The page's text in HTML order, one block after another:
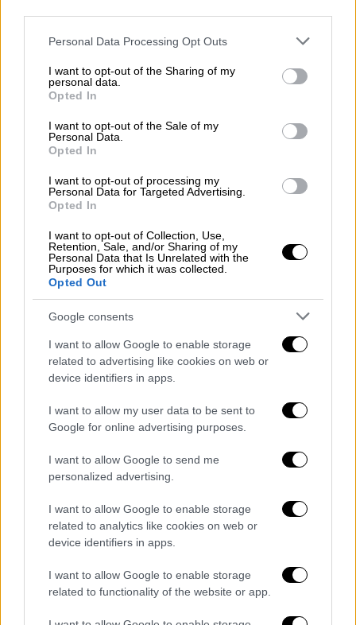
Please note that this website/app uses one or more Google
not limited to your visit or usage behaviour. You may click to
grant or deny consent to Google and its third-party tags to
use your data for below specified purposes in below Google
consent section.
Personal Data Processing Opt Outs
I want to opt-out of the Sharing of my
personal data.
Opted In
I want to opt-out of the Sale of my
Personal Data.
Opted In
I want to opt-out of processing my
Personal Data for Targeted Advertising.
Opted In
I want to opt-out of Collection, Use,
Retention, Sale, and/or Sharing of my
Personal Data that Is Unrelated with the
Purposes for which it was collected.
Opted Out
Google consents
I want to allow Google to enable storage
related to advertising like cookies on web or
device identifiers in apps.
I want to allow my user data to be sent to
Google for online advertising purposes.
I want to allow Google to send me
personalized advertising.
I want to allow Google to enable storage
related to analytics like cookies on web or
device identifiers in apps.
I want to allow Google to enable storage
related to functionality of the website or app.
Our Network|28.05.2026 13:00
Για διακοπές 5 ημερών: Το Gemini της
google βρήκε το πιο οικονομικό νησί του
Αιγαίου φέτος, που τα έχει όλα!
θέλουν να συνδυάσουν ποιότητα, αλλά και
οικονομία.